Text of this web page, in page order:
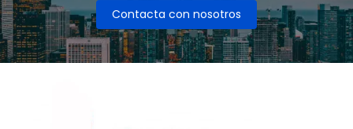
Contacta con nosotros